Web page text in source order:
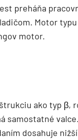
preháňa
Motor
motor.
ako typ β,
samostatné
dosahuje